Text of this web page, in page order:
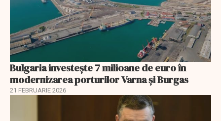
Bulgaria investește 7 milioane de euro în
modernizarea porturilor Varna și Burgas
21 FEBRUARIE 2026